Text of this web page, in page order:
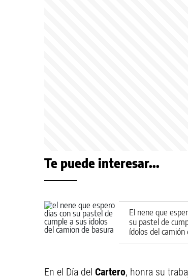
Te puede interesar...
El nene que
su pastel de
ídolos del camión
En el Día del Cartero, honra su